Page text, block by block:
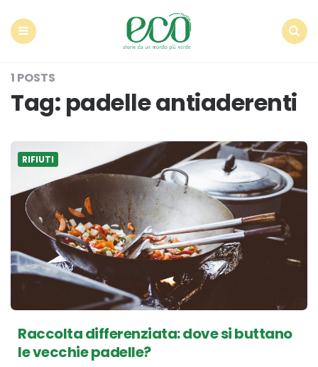
1 POSTS
Tag: padelle antiaderenti
RIFIUTI
Raccolta differenziata: dove si buttano
le vecchie padelle?